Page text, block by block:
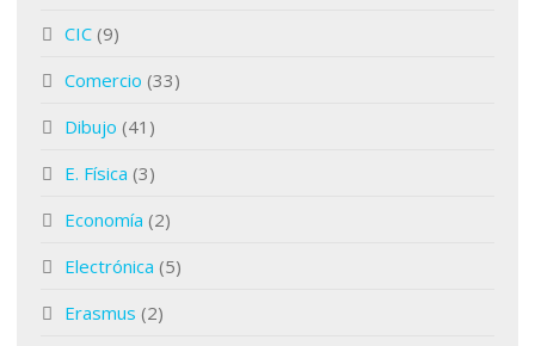
CIC (9)
Comercio (33)
Dibujo (41)
E. Física (3)
Economía (2)
Electrónica (5)
Erasmus (2)